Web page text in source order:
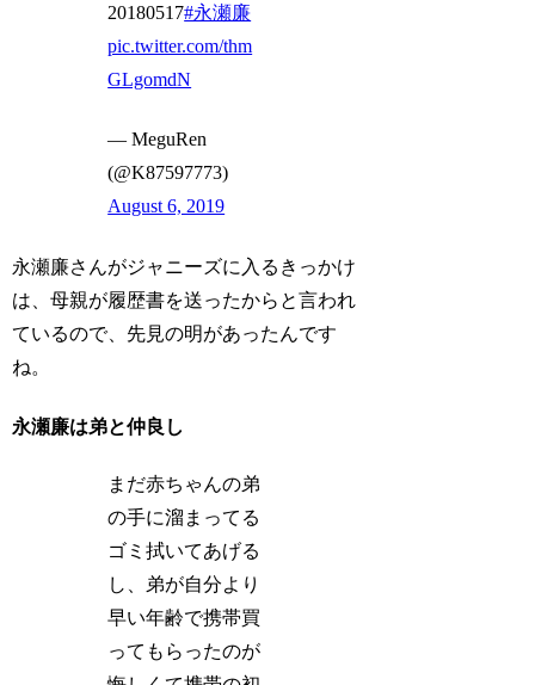
20180517#永瀬廉
pic.twitter.com/thm
GLgomdN
— MeguRen
(@K87597773)
August 6, 2019
永瀬廉さんがジャニーズに入るきっかけ
は、母親が履歴書を送ったからと言われ
ているので、先見の明があったんです
ね。
永瀬廉は弟と仲良し
まだ赤ちゃんの弟
の手に溜まってる
ゴミ拭いてあげる
し、弟が自分より
早い年齢で携帯買
ってもらったのが